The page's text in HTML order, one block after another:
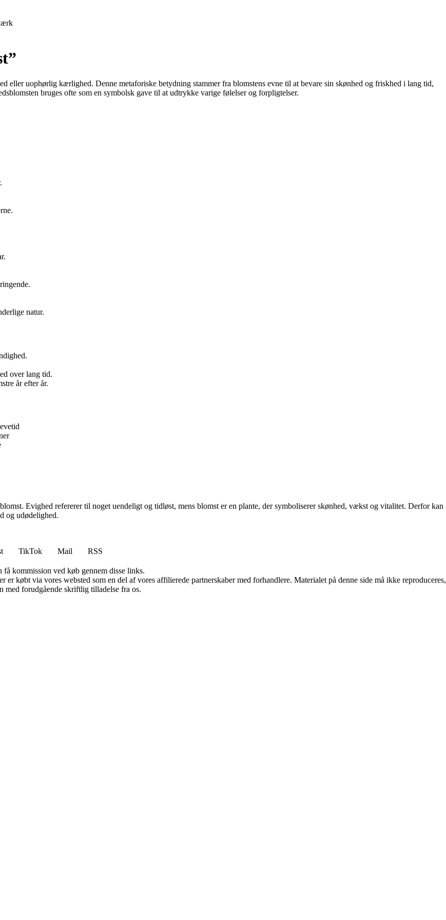
eller uophørlig kærlighed. Denne metaforiske betydning stammer fra blomstens evne til at bevare sin skønhed og friskhed i lang tid,
bruges ofte som en symbolsk gave til at udtrykke varige følelser og forpligtelser.
natur.
over lang tid.
år efter år.
Evighed refererer til noget uendeligt og tidløst, mens blomst er en plante, der symboliserer skønhed, vækst og vitalitet. Derfor kan
og udødelighed.
TikTok Mail
RSS
kommission ved køb gennem disse links.
købt via vores websted som en del af vores affilierede partnerskaber med forhandlere. Materialet på denne side må ikke reproduceres,
med forudgående skriftlig tilladelse fra os.